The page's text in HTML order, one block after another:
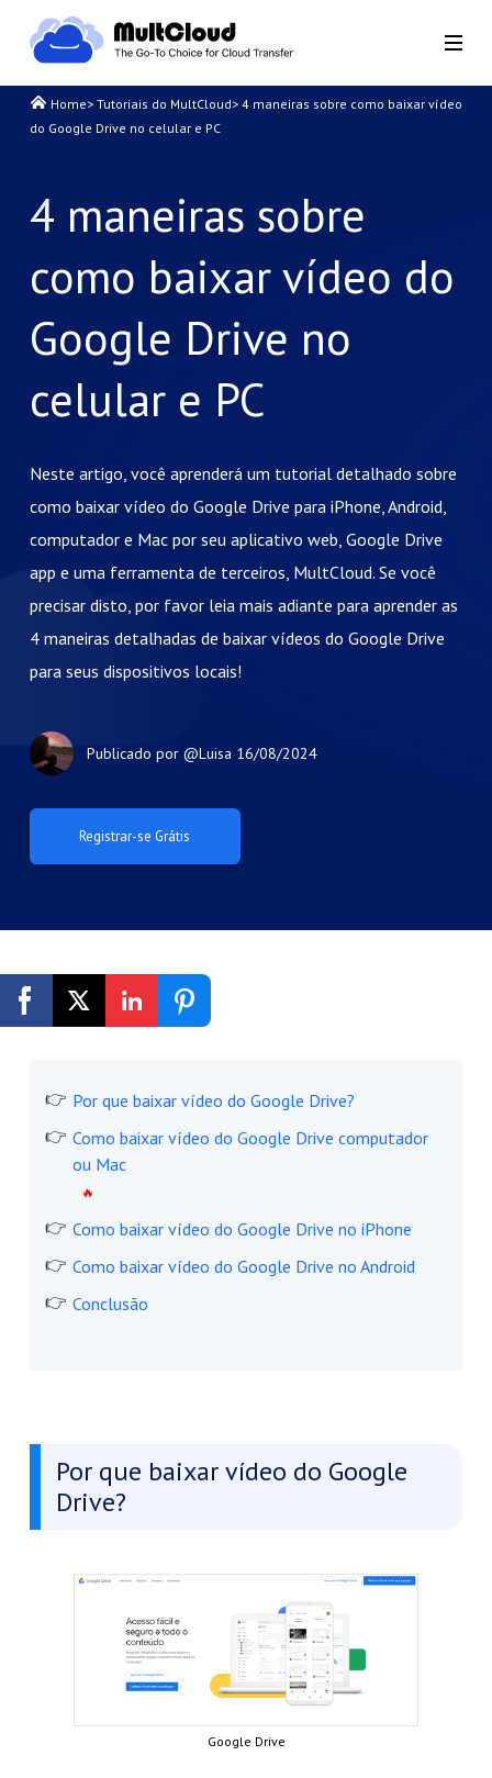
Home> Tutoriais do MultCloud> 4 maneiras sobre como baixar vídeo
do Google Drive no celular e PC
4 maneiras sobre
como baixar vídeo do
Google Drive no
celular e PC
Neste artigo, você aprenderá um tutorial detalhado sobre
como baixar vídeo do Google Drive para iPhone, Android,
computador e Mac por seu aplicativo web, Google Drive
app e uma ferramenta de terceiros, MultCloud. Se você
precisar disto, por favor leia mais adiante para aprender as
4 maneiras detalhadas de baixar vídeos do Google Drive
para seus dispositivos locais!
Publicado por @Luisa 16/08/2024
Por que baixar vídeo do Google Drive?
Como baixar vídeo do Google Drive computador
ou Mac
Como baixar vídeo do Google Drive no iPhone
Como baixar vídeo do Google Drive no Android
Conclusão
Por que baixar vídeo do Google
Drive?
Google Drive